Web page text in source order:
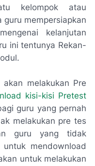
kelompok atau
guru mempersiapkan
kelanjutan
ini tentunya Rekan-
melakukan Pre
kisi-kisi Pretest
guru yang pernah
melakukan pre tes
guru yang tidak
mendownload
untuk melakukan